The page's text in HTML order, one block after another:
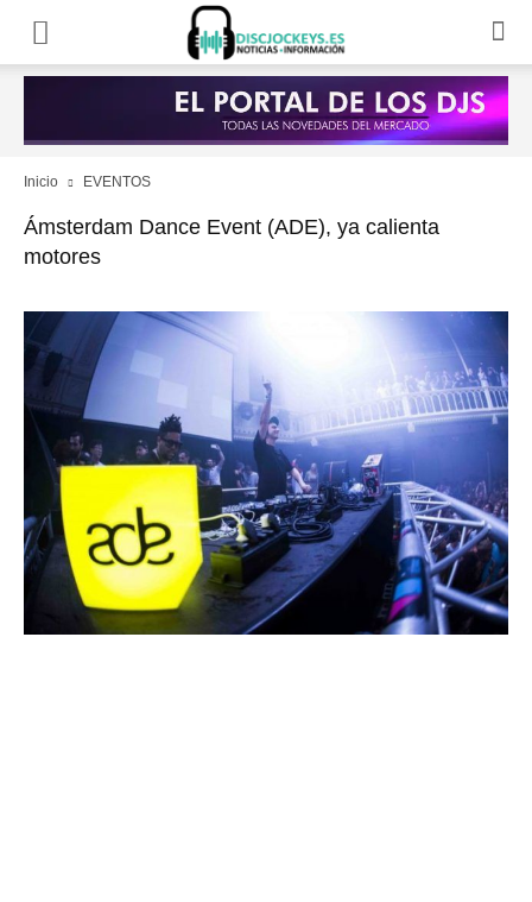
Inicio EVENTOS
Ámsterdam Dance Event (ADE), ya calienta
motores